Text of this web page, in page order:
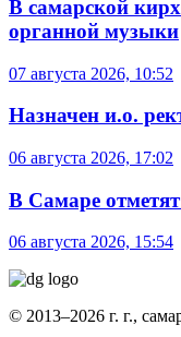
В самарской
органной музыки
07 августа 2026, 10:52
Назначен и.о.
06 августа 2026, 17:02
В Самаре
06 августа 2026, 15:54
© 2013–2026 г. г.,